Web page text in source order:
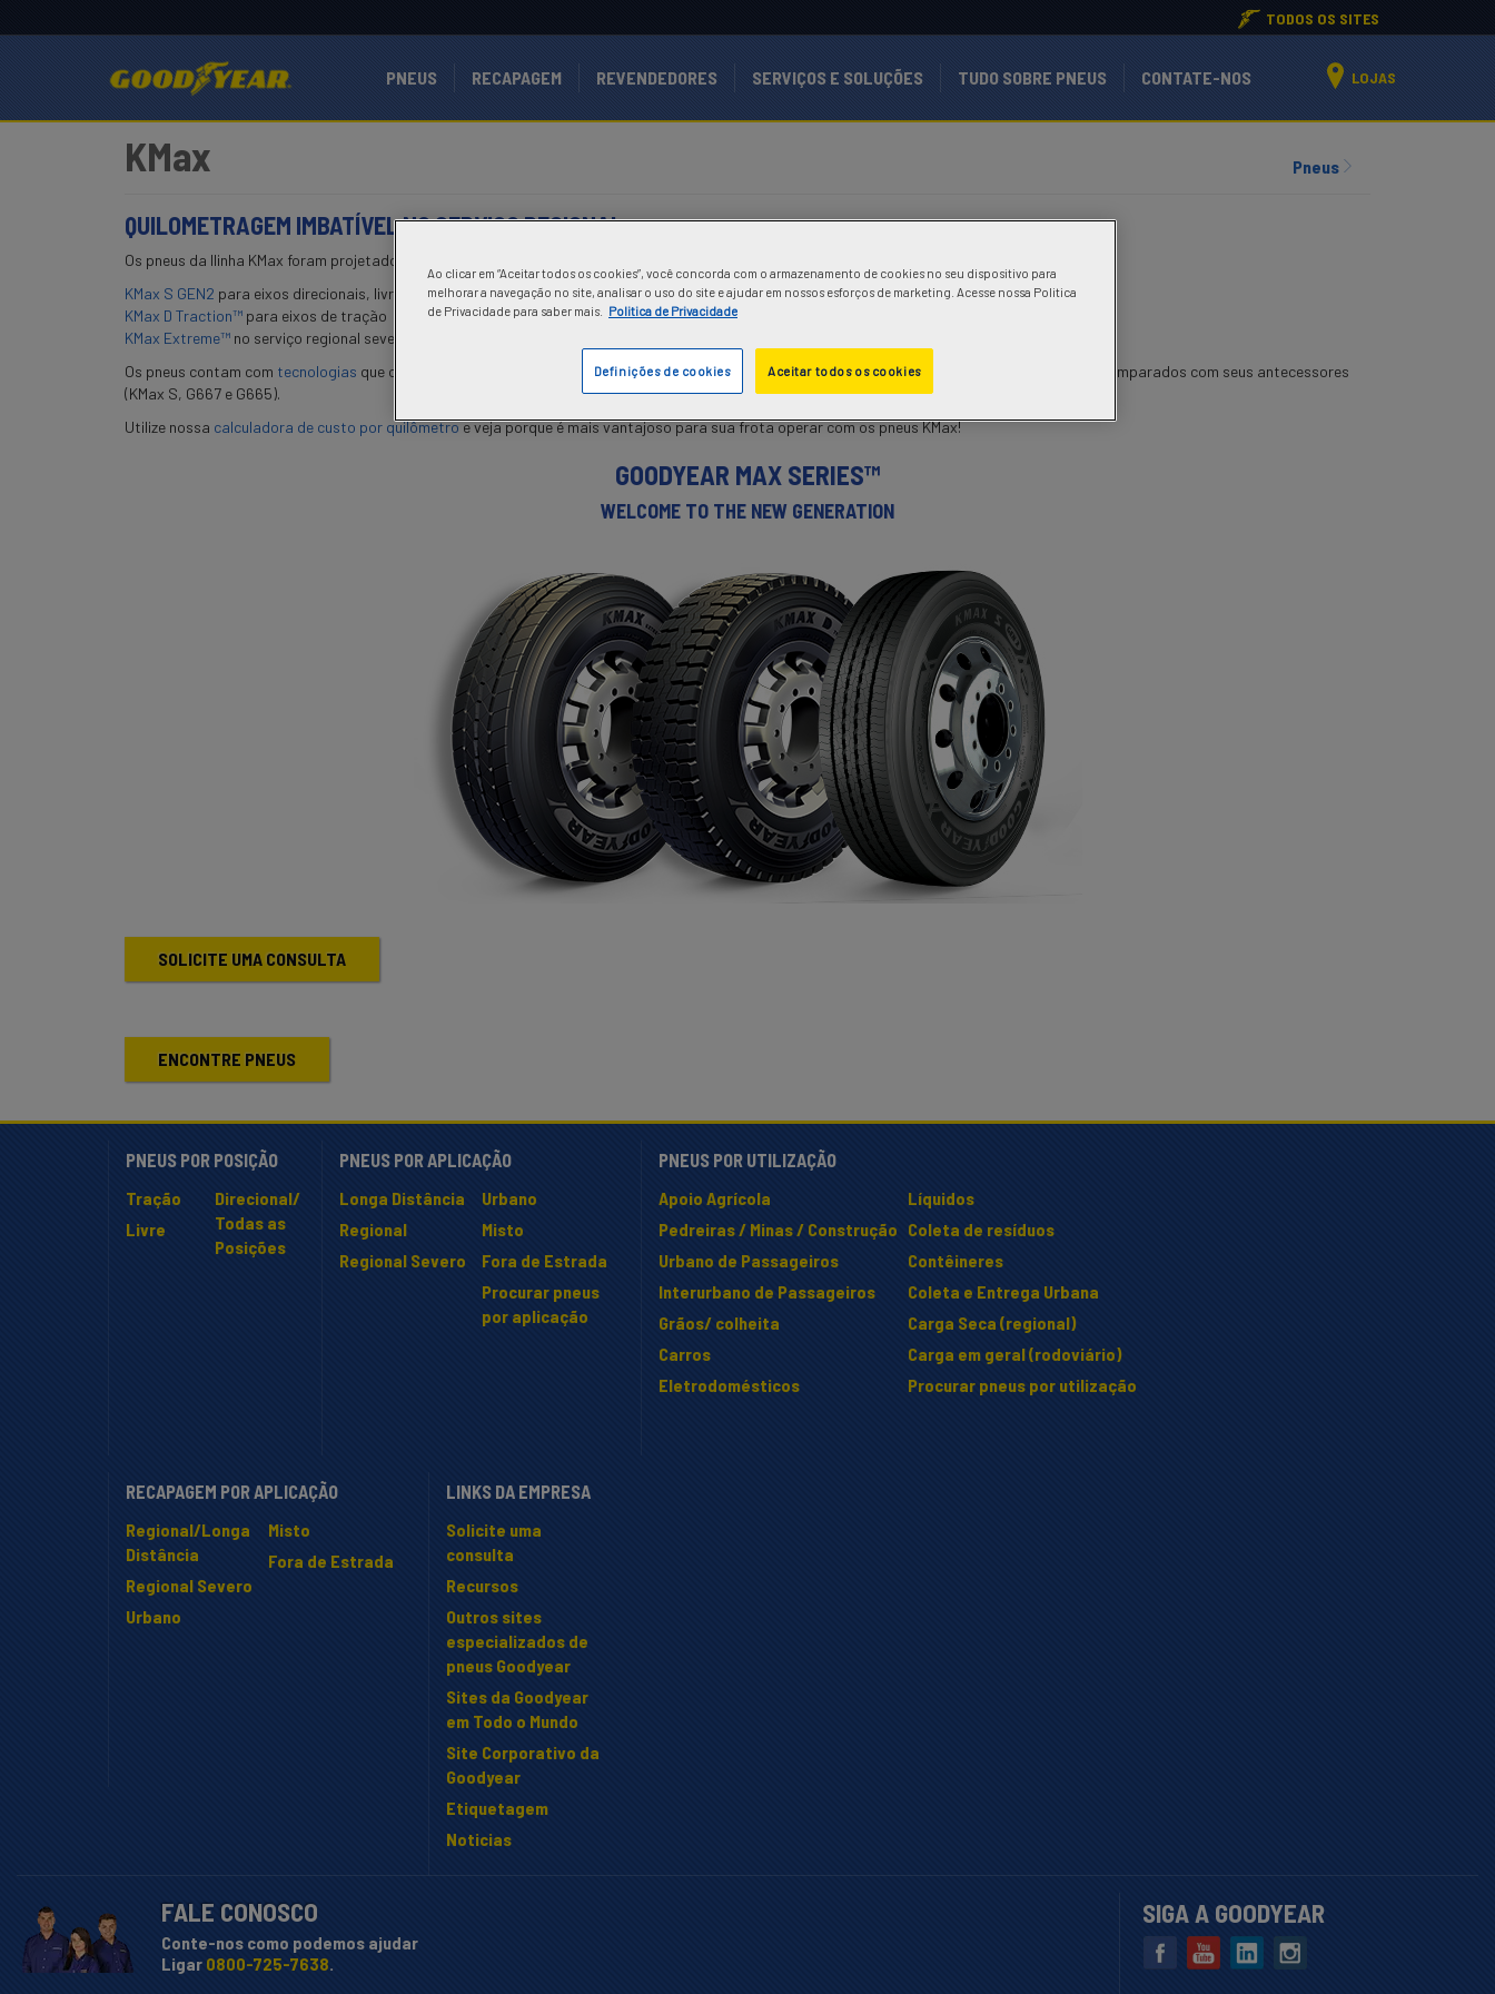
TODOS OS SITES
PNEUS RECAPAGEM REVENDEDORES SERVIÇOS E SOLUÇÕES TUDO SOBRE PNEUS CONTATE-NOS LOJAS
KMax Pneus
QUILOMETRAGEM IMBATÍVEL NO SERVIÇO REGIONAL.
Os pneus da llinha KMax foram projetados para uso em caminhões e ônibus para atender às demandas do serviço regional e regional severo.
KMax S GEN2 para eixos direcionais, livres e de tração moderada
KMax D Traction™ para eixos de tração
KMax Extreme™ no serviço regional severo
Os pneus contam com tecnologias que oferecem quilometragem imbatível na primeira vida e o menor custo por quilometro na vida total, quando comparados com seus antecessores
(KMax S, G667 e G665).
Utilize nossa calculadora de custo por quilômetroe veja porque é mais vantajoso para sua frota operar com os pneus KMax!
GOODYEAR MAX SERIES™
WELCOME TO THE NEW GENERATION
SOLICITE UMA CONSULTA
ENCONTRE PNEUS
PNEUS POR POSIÇÃO
Tração
Livre
Direcional/
Todas as
Posições
PNEUS POR APLICAÇÃO
Longa Distância
Regional
Regional Severo
Urbano
Misto
Fora de Estrada
Procurar pneus
por aplicação
PNEUS POR UTILIZAÇÃO
Apoio Agrícola
Pedreiras / Minas / Construção
Urbano de Passageiros
Interurbano de Passageiros
Grãos/ colheita
Carros
Eletrodomésticos
Líquidos
Coleta de resíduos
Contêineres
Coleta e Entrega Urbana
Carga Seca (regional)
Carga em geral (rodoviário)
Procurar pneus por utilização
RECAPAGEM POR APLICAÇÃO
Regional/Longa
Distância
Regional Severo
Urbano
Misto
Fora de Estrada
LINKS DA EMPRESA
Solicite uma
consulta
Recursos
Outros sites
especializados de
pneus Goodyear
Sites da Goodyear
em Todo o Mundo
Site Corporativo da
Goodyear
Etiquetagem
Noticias
FALE CONOSCO
Conte-nos como podemos ajudar
Ligar 0800-725-7638.
SIGA A GOODYEAR
Ao clicar em “Aceitar todos os cookies”, você concorda com o armazenamento de cookies no seu dispositivo para
melhorar a navegação no site, analisar o uso do site e ajudar em nossos esforços de marketing. Acesse nossa Politica
de Privacidade para saber mais.
Politica de Privacidade
Aceitar todos os cookies
Definições de cookies